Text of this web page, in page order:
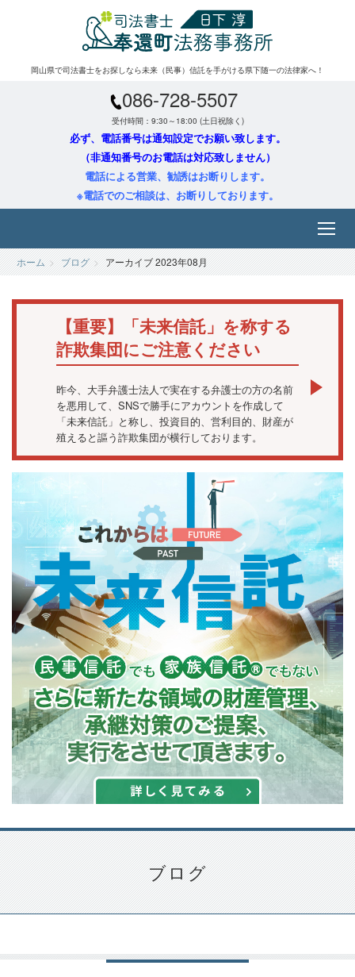
岡山県で司法書士をお探しなら未来（民事）信託を手がける県下随一の法律家へ！
086-728-5507
受付時間：9:30～18:00 (土日祝除く)
必ず、電話番号は通知設定でお願い致します。
（非通知番号のお電話は対応致しません）
電話による営業、勧誘はお断りします。
※電話でのご相談は、お断りしております。
ホーム ブログ アーカイブ 2023年08月
【重要】「未来信託」を称する
詐欺集団にご注意ください
昨今、大手弁護士法人で実在する弁護士の方の名前
を悪用して、SNSで勝手にアカウントを作成して
「未来信託」と称し、投資目的、営利目的、財産が
殖えると謳う詐欺集団が横行しております。
ブログ